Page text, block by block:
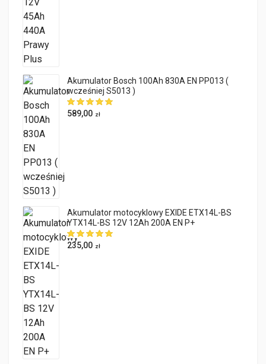
Akumulator Bosch 100Ah 830A EN PP013 (
wcześniej S5013 )
589,00 zł
Akumulator motocyklowy EXIDE ETX14L-BS
YTX14L-BS 12V 12Ah 200A EN P+
235,00 zł